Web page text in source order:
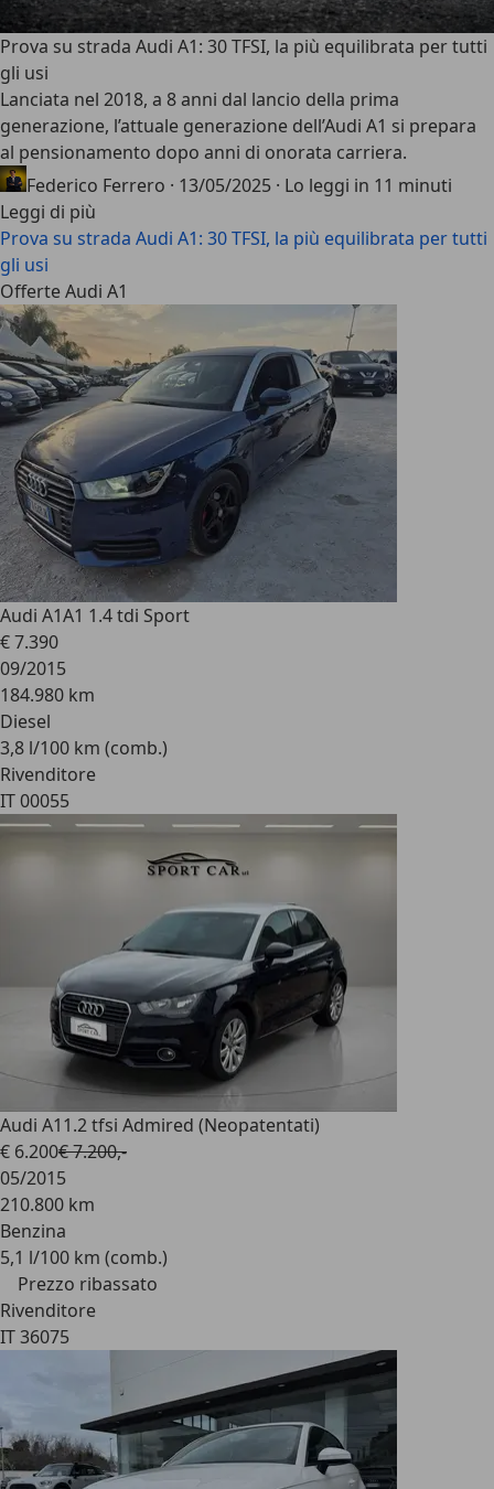
Prova su strada Audi A1: 30 TFSI, la più equilibrata per tutti
gli usi
Lanciata nel 2018, a 8 anni dal lancio della prima
generazione, l’attuale generazione dell’Audi A1 si prepara
al pensionamento dopo anni di onorata carriera.
Federico Ferrero · 13/05/2025 · Lo leggi in 11 minuti
Leggi di più
Prova su strada Audi A1: 30 TFSI, la più equilibrata per tutti
gli usi
Offerte Audi A1
Audi A1A1 1.4 tdi Sport
€ 7.390
09/2015
184.980 km
Diesel
3,8 l/100 km (comb.)
Rivenditore
IT 00055
Audi A11.2 tfsi Admired (Neopatentati)
€ 6.200€ 7.200,-
05/2015
210.800 km
Benzina
5,1 l/100 km (comb.)
Prezzo ribassato
Rivenditore
IT 36075